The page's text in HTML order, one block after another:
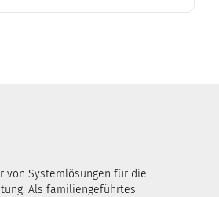
von Systemlösungen für die
Als familiengeführtes